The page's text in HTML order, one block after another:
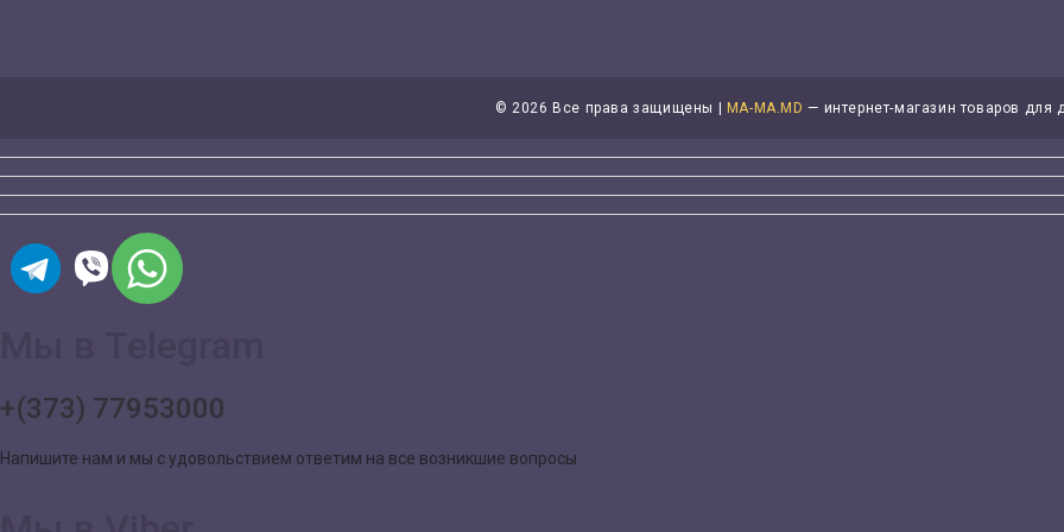
© 2026 Все права защищены | MA-MA.MD — интернет-магазин товаров для
+(373) 77953000
Напишите нам и мы с удовольствием ответим на все возникшие вопросы